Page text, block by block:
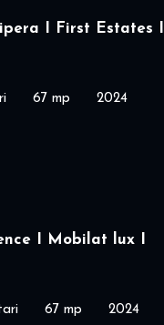
I First Estates I
67 mp 2024
I Mobilat lux I
67 mp 2024